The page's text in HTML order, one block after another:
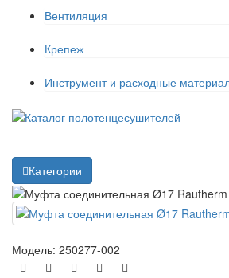
Вентиляция
Крепеж
Инструмент и расходные
Категории
Модель: 250277-002